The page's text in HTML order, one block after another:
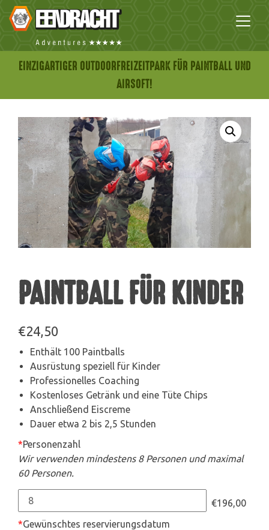
EINZIGARTIGER OUTDOORFREIZEITPARK FÜR PAINTBALL UND
AIRSOFT!
PAINTBALL FÜR KINDER
€24,50
Enthält 100 Paintballs
Ausrüstung speziell für Kinder
Professionelles Coaching
Kostenloses Getränk und eine Tüte Chips
Anschließend Eiscreme
Dauer etwa 2 bis 2,5 Stunden
*Personenzahl
Wir verwenden mindestens 8 Personen und maximal
60 Personen.
€196,00
*Gewünschtes reservierungsdatum